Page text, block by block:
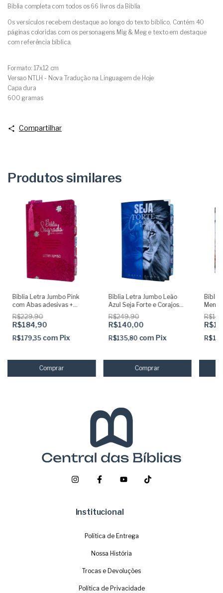
Biblia completa com todos os 66 livros da Biblia
Os versículos recebem destaque ao longo do texto bíblico. Contém 40
páginas coloridas com os personagens Mig & Meg e texto em destaque
com referência bíblica.
Formato: 17x12 cm
Versao NTLH - Nova Tradução na Linguagem de Hoje
Capa dura
600 gramas
Compartilhar
Produtos similares
Bíblia Letra Jumbo Pink
com Abas adesivas +
Marca páginas glitter
R$229,90
R$184,90
R$179,35 com Pix
Bíblia Letra Jumbo Leão
Azul Seja Forte e Corajoso
com Abas Adesivas Capa
dura Acolchoada e Harpa
R$249,90
R$140,00
R$135,80 com Pix
Bíblia
Institucional
Política de Entrega
Nossa História
Trocas e Devoluções
Política de Privacidade